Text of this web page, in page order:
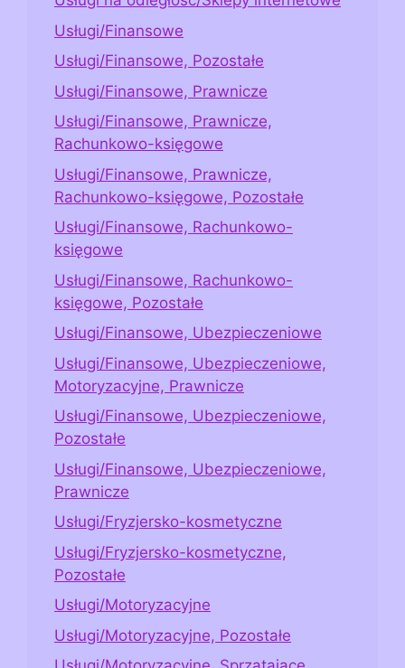
Usługi/Finansowe
Usługi/Finansowe, Pozostałe
Usługi/Finansowe, Prawnicze
Usługi/Finansowe, Prawnicze,
Rachunkowo-księgowe
Usługi/Finansowe, Prawnicze,
Rachunkowo-księgowe, Pozostałe
Usługi/Finansowe, Rachunkowo-
księgowe
Usługi/Finansowe, Rachunkowo-
księgowe, Pozostałe
Usługi/Finansowe, Ubezpieczeniowe
Usługi/Finansowe, Ubezpieczeniowe,
Motoryzacyjne, Prawnicze
Usługi/Finansowe, Ubezpieczeniowe,
Pozostałe
Usługi/Finansowe, Ubezpieczeniowe,
Prawnicze
Usługi/Fryzjersko-kosmetyczne
Usługi/Fryzjersko-kosmetyczne,
Pozostałe
Usługi/Motoryzacyjne
Usługi/Motoryzacyjne, Pozostałe